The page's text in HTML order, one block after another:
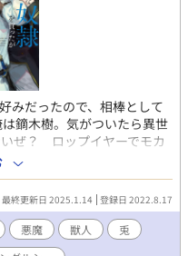
みだったので、相棒として
鏑木樹。気がついたら異世
ぜ？ ロップイヤーでモカ
生えてるだろ？ ほら。 い
りあえず、所持品売って奴
ルに契約を持ちかけ、ダン
うことに。 最初は樹の魔力
ごすうちに独占欲全開にな
にもやらねえ」 カイルの顔
最終更新日 2025.1.14 登録日 2022.8.17
悪魔 獣人
兎